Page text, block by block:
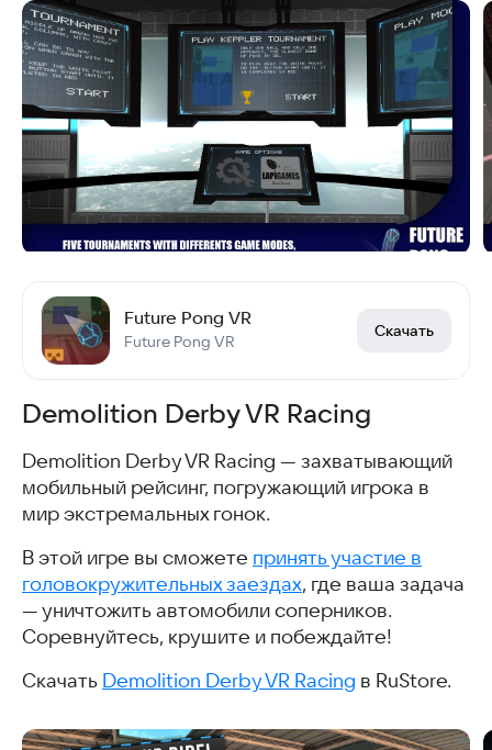
Future Pong VR
Future Pong VR
Скачать
Demolition Derby VR Racing
Demolition Derby VR Racing — захватывающий
мобильный рейсинг, погружающий игрока в
мир экстремальных гонок.
В этой игре вы сможете принять участие в
головокружительных заездах, где ваша задача
— уничтожить автомобили соперников.
Соревнуйтесь, крушите и побеждайте!
Скачать Demolition Derby VR Racing в RuStore.